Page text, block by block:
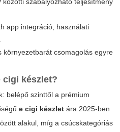
app integráció, használati
környezetbarát csomagolás egyre
cigi készlet?
belépő szinttől a prémium
e cigi készlet ára 2025-ben
alakul, míg a csúcskategóriás